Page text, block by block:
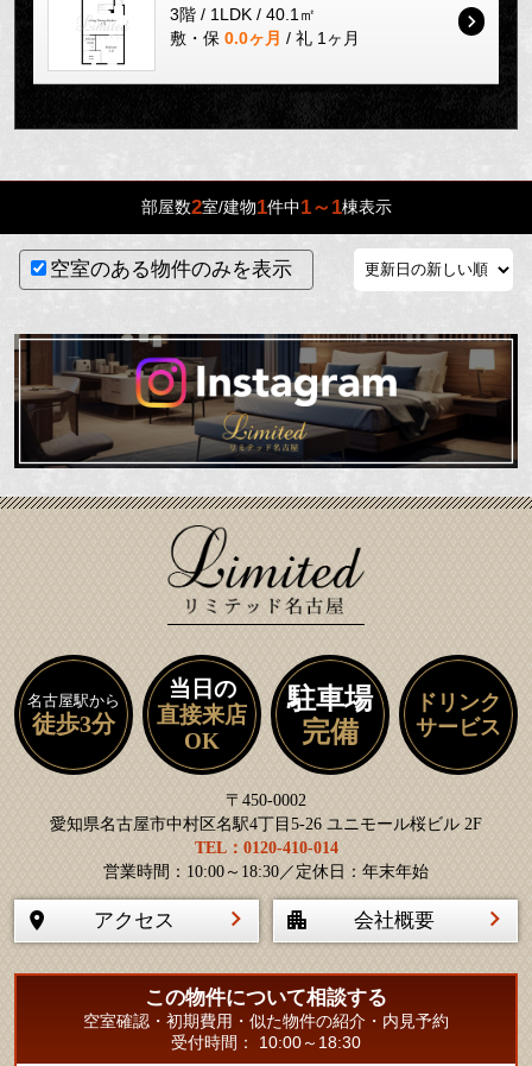
3階 / 1LDK / 40.1㎡
敷・保 0.0ヶ月 / 礼 1ヶ月
部屋数2室/建物1件中1～1棟表示
空室のある物件のみを表示
名古屋駅から
徒歩3分
当日の
直接来店
OK
駐車場
完備
ドリンク
サービス
〒450-0002
愛知県名古屋市中村区名駅4丁目5-26 ユニモール桜ビル 2F
TEL：0120-410-014
営業時間：10:00～18:30／定休日：年末年始
アクセス 会社概要
この物件について相談する
空室確認・初期費用・似た物件の紹介・内見予約
受付時間： 10:00～18:30